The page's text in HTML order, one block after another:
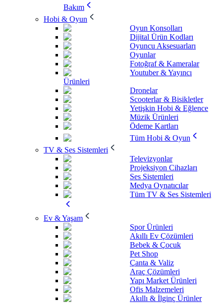
Bakım
Hobi & Oyun
Oyun Konsolları
Dijital Ürün Kodları
Oyuncu Aksesuarları
Oyunlar
Fotoğraf & Kameralar
Youtuber & Yayıncı
Ürünleri
Dronelar
Scooterlar & Bisikletler
Yetişkin Hobi & Eğlence
Müzik Ürünleri
Ödeme Kartları
Tüm Hobi & Oyun
TV & Ses Sistemleri
Televizyonlar
Projeksiyon Cihazları
Ses Sistemleri
Medya Oynatıcılar
Tüm TV & Ses Sistemleri
Ev & Yaşam
Spor Ürünleri
Akıllı Ev Çözümleri
Bebek & Çocuk
Pet Shop
Çanta & Valiz
Araç Çözümleri
Yapı Market Ürünleri
Ofis Malzemeleri
Akıllı & İlginç Ürünler